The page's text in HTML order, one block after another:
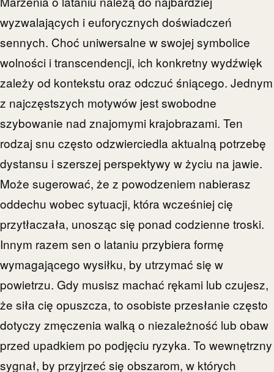
wyzwalających i euforycznych doświadczeń
sennych. Choć uniwersalne w swojej symbolice
wolności i transcendencji, ich konkretny wydźwięk
zależy od kontekstu oraz odczuć śniącego. Jednym
z najczęstszych motywów jest swobodne
szybowanie nad znajomymi krajobrazami. Ten
rodzaj snu często odzwierciedla aktualną potrzebę
dystansu i szerszej perspektywy w życiu na jawie.
Może sugerować, że z powodzeniem nabierasz
oddechu wobec sytuacji, która wcześniej cię
przytłaczała, unosząc się ponad codzienne troski.
Innym razem sen o lataniu przybiera formę
wymagającego wysiłku, by utrzymać się w
powietrzu. Gdy musisz machać rękami lub czujesz,
że siła cię opuszcza, to osobiste przesłanie często
dotyczy zmęczenia walką o niezależność lub obaw
przed upadkiem po podjęciu ryzyka. To wewnętrzny
sygnał, by przyjrzeć się obszarom, w których